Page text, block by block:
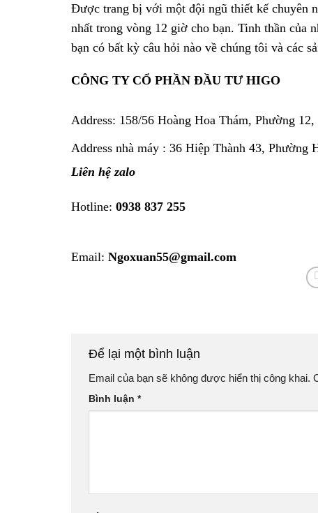
Được trang bị với một đội ngũ thiết kế chuyên
nhất trong vòng 12 giờ cho bạn. Tinh thần của
bạn có bất kỳ câu hỏi nào về chúng tôi và các
CÔNG TY CỔ PHẦN ĐẦU TƯ HIGO
Address: 158/56 Hoàng Hoa Thám, Phường
Address nhà máy : 36 Hiệp Thành 43, Phường
Liên hệ zalo
Hotline: 0938 837 255
Email: Ngoxuan55@gmail.com
Để lại một bình luận
Email của bạn sẽ không được hiển thị công khai.
Bình luận *